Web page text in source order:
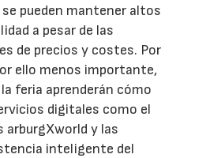
pueden mantener altos
a pesar de las
de precios y costes. Por
ello menos importante,
feria aprenderán cómo
digitales como el
y las
inteligente del